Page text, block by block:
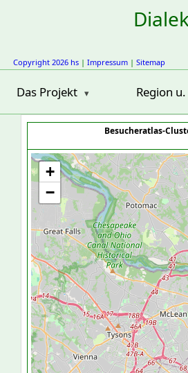
Copyright 2026 hs | Impressum | Sitemap
Das Projekt Region
Besucheratlas-
+
−